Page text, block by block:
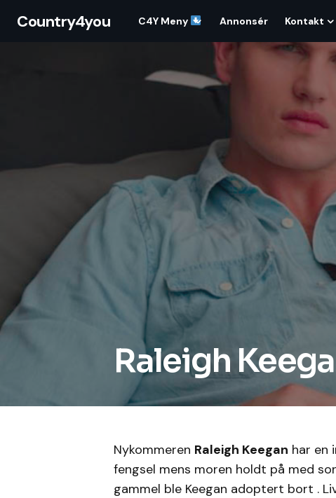
Country4you C4Y Meny Annonsér Kontakt
Raleigh
Nykommeren Raleigh Keegan har en
fengsel mens moren holdt på med
gammel ble Keegan adoptert bort .